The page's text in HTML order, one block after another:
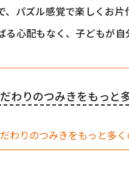
、パズル感覚で楽しくお片
る心配もなく、子どもが自
わりのつみきをもっと